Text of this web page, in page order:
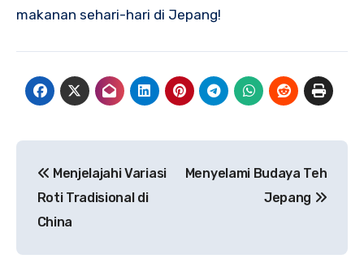
makanan sehari-hari di Jepang!
pos
Menjelajahi Variasi
Roti Tradisional di
China
Menyelami Budaya Teh
Jepang